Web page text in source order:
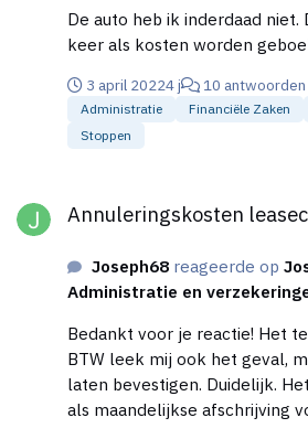
De auto heb ik inderdaad niet.
keer als kosten worden
3 april 20224 j 10 antwoorden
Administratie Financiële Zaken
Stoppen
Annuleringskosten
Joseph68 reageerde op
Administratie en
Bedankt voor je reactie! Het
BTW leek mij ook het geval,
laten bevestigen. Duidelijk. Het bedrag van €2000
als maandelijkse afschrijving